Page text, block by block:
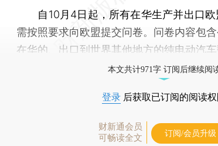
自10月4日起，所有在华生产并出口欧
需按照要求向欧盟提交问卷。问卷内容包含
在华的、出口到世界其他地方的纯电动汽车
本文共计971字 订阅后继续阅
登录 后获取已订阅的阅读
财新通会员
可畅读全文
订阅/会员升级